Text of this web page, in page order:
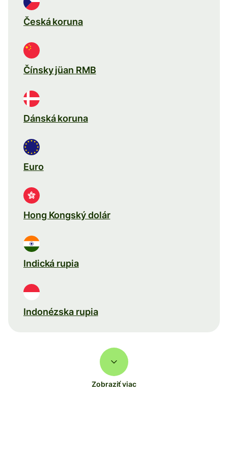
Česká koruna
Čínsky jüan RMB
Dánská koruna
Euro
Hong Kongský dolár
Indická rupia
Indonézska rupia
Zobraziť viac